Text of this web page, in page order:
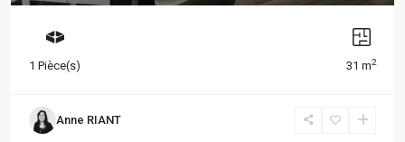
1 Pièce(s) 31 m2
Anne RIANT